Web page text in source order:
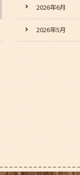
2026年6月
2026年5月
2026年4月
2026年3月
2026年2月
2026年1月
2025年12月
2025年11月